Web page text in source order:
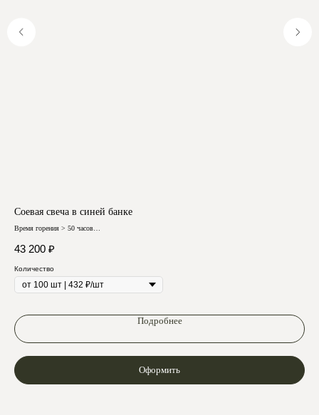
Соевая свеча в синей банке
Время горения > 50 часов
43 200 ₽
Количество
Подробнее
Оформить
Отзывы